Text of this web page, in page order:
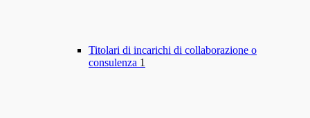
Titolari di incarichi di collaborazione o
consulenza 1